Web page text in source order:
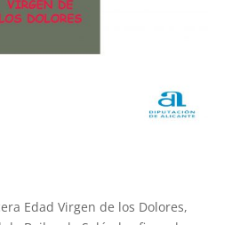
Edad Virgen de los Dolores,